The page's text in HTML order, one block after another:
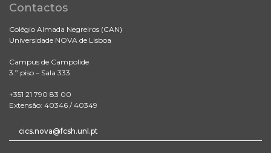
Contactos
Colégio Almada Negreiros (CAN)
Universidade NOVA de Lisboa
Campus de Campolide
3.º piso – Sala 333
+351 21 790 83 00
Extensão: 40346 / 40349
cics.nova@fcsh.unl.pt